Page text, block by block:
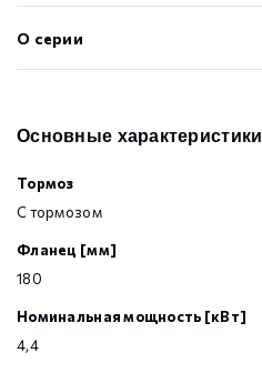
О серии
Основные характеристики
Тормоз
С тормозом
Фланец [мм]
180
Номинальная мощность [кВт]
4,4